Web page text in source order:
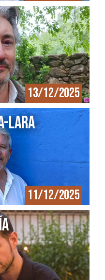
13/12/2025
Lara
11/12/2025